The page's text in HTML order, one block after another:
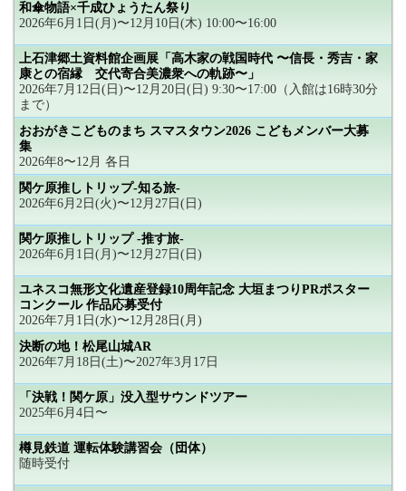
和傘物語×千成ひょうたん祭り
2026年6月1日(月)〜12月10日(木) 10:00〜16:00
上石津郷土資料館企画展「高木家の戦国時代 〜信長・秀吉・家
康との宿縁 交代寄合美濃衆への軌跡〜」
2026年7月12日(日)〜12月20日(日) 9:30〜17:00（入館は16時30分
まで）
おおがきこどものまち スマスタウン2026 こどもメンバー大募
集
2026年8〜12月 各日
関ケ原推しトリップ-知る旅-
2026年6月2日(火)〜12月27日(日)
関ケ原推しトリップ -推す旅-
2026年6月1日(月)〜12月27日(日)
ユネスコ無形文化遺産登録10周年記念 大垣まつりPRポスター
コンクール 作品応募受付
2026年7月1日(水)〜12月28日(月)
決断の地！松尾山城AR
2026年7月18日(土)〜2027年3月17日
「決戦！関ケ原」没入型サウンドツアー
2025年6月4日〜
樽見鉄道 運転体験講習会（団体）
随時受付